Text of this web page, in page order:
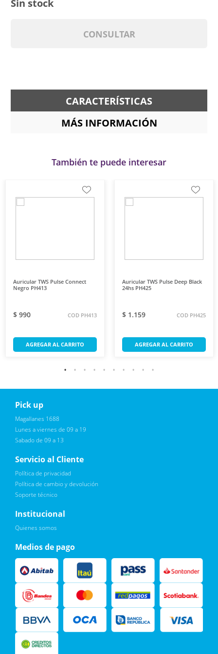
Sin stock
CONSULTAR
CARACTERÍSTICAS
MÁS INFORMACIÓN
También te puede interesar
Auricular TWS Pulse Connect
Negro PH413
$ 990 COD PH413
AGREGAR AL CARRITO
Auricular TWS Pulse Deep Black
24hs PH425
$ 1.159 COD PH425
AGREGAR AL CARRITO
Reciba novedades, promociones exclusivas
Leí, soy consciente de las condiciones para el tratamiento de
mis datos personales y doy mi consentimiento, tal y como se
Pick up
Magallanes 1688
Lunes a viernes de 09 a 19
Sabado de 09 a 13
Servicio al Cliente
Política de privacidad
Política de cambio y devolución
Soporte técnico
Institucional
Quienes somos
Medios de pago